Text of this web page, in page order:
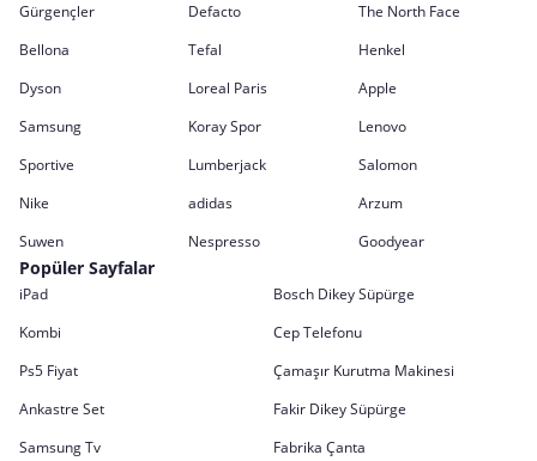
Gürgençler
Defacto
The North Face
Bellona
Tefal
Henkel
Dyson
Loreal Paris
Apple
Samsung
Koray Spor
Lenovo
Sportive
Lumberjack
Salomon
Nike
adidas
Arzum
Suwen
Nespresso Goodyear
Popüler Sayfalar
iPad
Bosch Dikey Süpürge
Kombi
Cep Telefonu
Ps5 Fiyat
Çamaşır Kurutma Makinesi
Ankastre Set
Fakir Dikey Süpürge
Samsung Tv
Fabrika Çanta